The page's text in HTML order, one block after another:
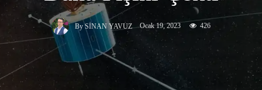
By SINAN YAVUZ Ocak 19, 2023 426